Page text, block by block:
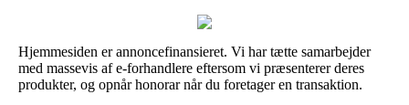
Hjemmesiden er annoncefinansieret. Vi har tætte samarbejder
med massevis af e-forhandlere eftersom vi præsenterer deres
produkter, og opnår honorar når du foretager en transaktion.